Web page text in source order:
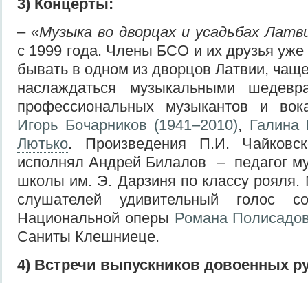
3) Концерты:
– «Музыка во дворцах и усадьбах
с 1999 года. Члены БСО и их друзья
бывать в одном из дворцов Латвии,
наслаждаться музыкальными
профессиональных музыкантов и
Игорь Бочарников (1941–2010), Галина
Лютько. Произведения П.И.
исполнял Андрей Билалов – педагог
школы им. Э. Дарзиня по классу рояля.
слушателей удивительный голос
Национальной оперы Романа
Саниты Клешниеце.
4) Встречи выпускников довоенных